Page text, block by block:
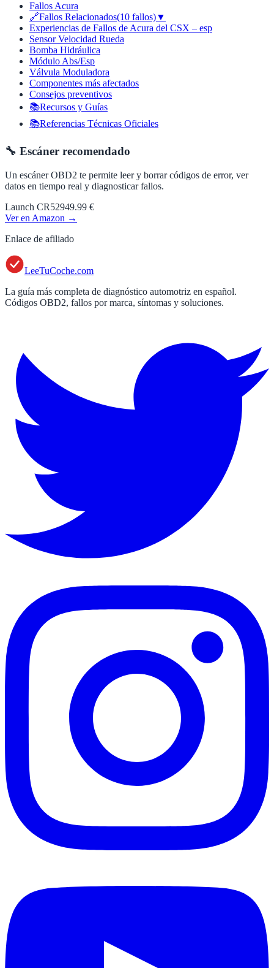
Fallos Acura
🔗Fallos Relacionados(10 fallos)▼
Experiencias de Fallos de Acura del CSX – esp
Sensor Velocidad Rueda
Bomba Hidráulica
Módulo Abs/Esp
Válvula Moduladora
Componentes más afectados
Consejos preventivos
📚Recursos y Guías
📚Referencias Técnicas Oficiales
🔧 Escáner recomendado
Un escáner OBD2 te permite leer y borrar códigos de error, ver
datos en tiempo real y diagnosticar fallos.
Launch CR52949.99 €
Ver en Amazon →
Enlace de afiliado
LeeTuCoche.com
La guía más completa de diagnóstico automotriz en español.
Códigos OBD2, fallos por marca, síntomas y soluciones.